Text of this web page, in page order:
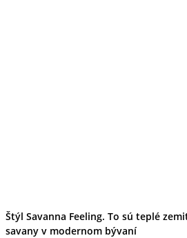
Štýl Savanna Feeling. To sú teplé
savany v modernom bývaní